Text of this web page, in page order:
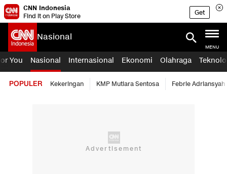
CNN Indonesia
Find it on Play Store
Get
Nasional
MENU
You Nasional Internasional Ekonomi Olahraga
POPULER Kekeringan KMP Mutiara Sentosa Febrie Adriansyah